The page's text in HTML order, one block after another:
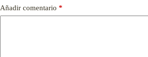
Añadir comentario *